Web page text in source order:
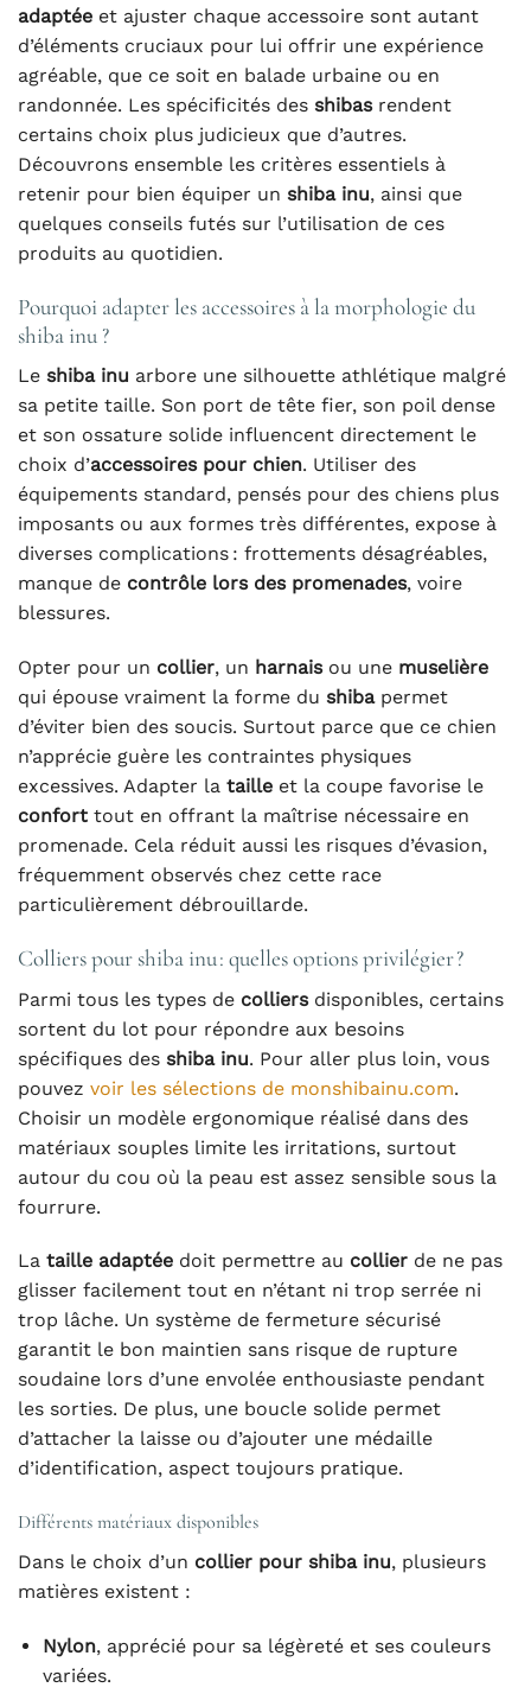
adaptée et ajuster chaque accessoire sont autant
d’éléments cruciaux pour lui offrir une expérience
agréable, que ce soit en balade urbaine ou en
randonnée. Les spécificités des shibasrendent
certains choix plus judicieux que d’autres.
Découvrons ensemble les critères essentiels à
retenir pour bien équiper un shiba inu, ainsi que
quelques conseils futés sur l’utilisation de ces
produits au quotidien.
Pourquoi adapter les accessoires à la morphologie du
shiba inu ?
Le shiba inu arbore une silhouette athlétique malgré
sa petite taille. Son port de tête fier, son poil dense
et son ossature solide influencent directement le
choix d’accessoires pour chien. Utiliser des
équipements standard, pensés pour des chiens plus
imposants ou aux formes très différentes, expose à
diverses complications : frottements désagréables,
manque de contrôle lors des promenades, voire
blessures.
Opter pour un collier, un harnaisou une muselière
qui épouse vraiment la forme du shibapermet
d’éviter bien des soucis. Surtout parce que ce chien
n’apprécie guère les contraintes physiques
excessives. Adapter la taille et la coupe favorise le
confort tout en offrant la maîtrise nécessaire en
promenade. Cela réduit aussi les risques d’évasion,
fréquemment observés chez cette race
particulièrement débrouillarde.
Colliers pour shiba inu : quelles options privilégier ?
Parmi tous les types de colliersdisponibles, certains
sortent du lot pour répondre aux besoins
spécifiques des shiba inu. Pour aller plus loin, vous
pouvez voir les sélections de monshibainu.com.
Choisir un modèle ergonomique réalisé dans des
matériaux souples limite les irritations, surtout
autour du cou où la peau est assez sensible sous la
fourrure.
La taille adaptée doit permettre au collier de ne pas
glisser facilement tout en n’étant ni trop serrée ni
trop lâche. Un système de fermeture sécurisé
garantit le bon maintien sans risque de rupture
soudaine lors d’une envolée enthousiaste pendant
les sorties. De plus, une boucle solide permet
d’attacher la laisse ou d’ajouter une médaille
d’identification, aspect toujours pratique.
Différents matériaux disponibles
Dans le choix d’un collier pour shiba inu, plusieurs
matières existent :
Nylon, apprécié pour sa légèreté et ses couleurs
variées.